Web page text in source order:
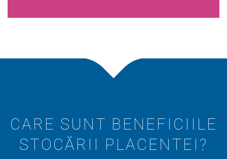
CARE SUNT BENEFICIILE
STOCĂRII PLACENTEI?